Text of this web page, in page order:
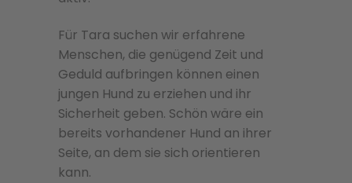
Für Tara suchen wir erfahrene
Menschen, die genügend Zeit und
Geduld aufbringen können einen
jungen Hund zu erziehen und ihr
Sicherheit geben. Schön wäre ein
bereits vorhandener Hund an ihrer
Seite, an dem sie sich orientieren
kann.